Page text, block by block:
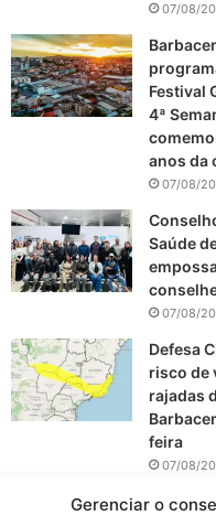
Gerenciar o
07/08/
Festival
4ª
anos da
07/08/
Saúde
07/08/
Defesa
risco de
rajadas
feira
07/08/
EPCAR